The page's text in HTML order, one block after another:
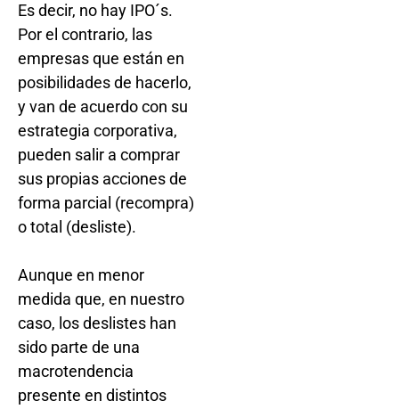
Es decir, no hay IPO´s.
Por el contrario, las
empresas que están en
posibilidades de hacerlo,
y van de acuerdo con su
estrategia corporativa,
pueden salir a comprar
sus propias acciones de
forma parcial (recompra)
o total (desliste).
Aunque en menor
medida que, en nuestro
caso, los deslistes han
sido parte de una
macrotendencia
presente en distintos